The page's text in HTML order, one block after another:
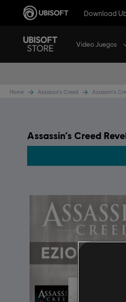
Download
Video Juegos
Home Assassin's Creed Assassin's
Assassin’s Creed